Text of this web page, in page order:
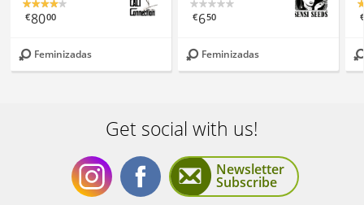
€8000
Feminizadas
€650
Feminizadas
Get social with us!
Newsletter
Subscribe